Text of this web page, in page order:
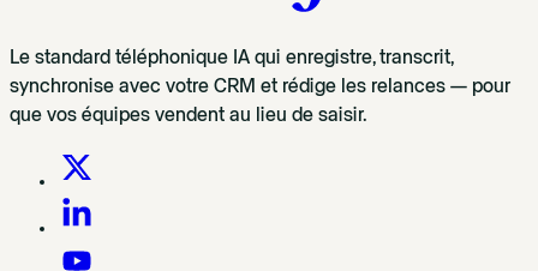
Le standard téléphonique IA qui enregistre, transcrit,
synchronise avec votre CRM et rédige les relances — pour
que vos équipes vendent au lieu de saisir.